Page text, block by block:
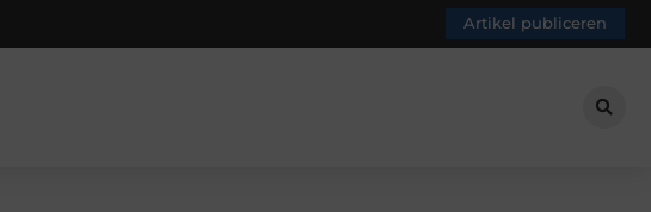
Artikel publiceren